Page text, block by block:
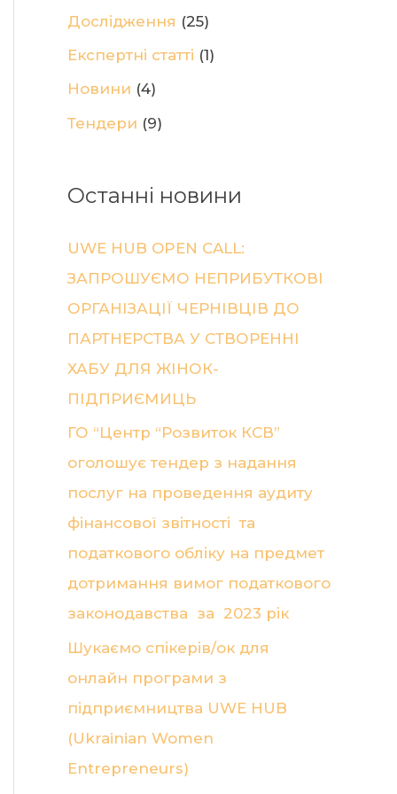
f
o
Дослідження (25)
Експертні статті (1)
Новини (4)
Тендери (9)
Останні новини
UWE HUB OPEN CALL:
ЗАПРОШУЄМО НЕПРИБУТКОВІ
ОРГАНІЗАЦІЇ ЧЕРНІВЦІВ ДО
ПАРТНЕРСТВА У СТВОРЕННІ
ХАБУ ДЛЯ ЖІНОК-
ПІДПРИЄМИЦЬ
ГО “Центр “Розвиток КСВ”
оголошує тендер з надання
послуг на проведення аудиту
фінансової звітності та
податкового обліку на предмет
дотримання вимог податкового
законодавства за 2023 рік
Шукаємо спікерів/ок для
онлайн програми з
підприємництва UWE HUB
(Ukrainian Women
Entrepreneurs)